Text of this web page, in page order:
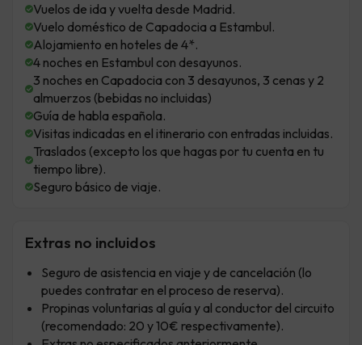
Vuelos de ida y vuelta desde Madrid.
Vuelo doméstico de Capadocia a Estambul.
Alojamiento en hoteles de 4*.
4 noches en Estambul con desayunos.
3 noches en Capadocia con 3 desayunos, 3 cenas y 2
almuerzos (bebidas no incluidas)
Guía de habla española.
Visitas indicadas en el itinerario con entradas incluidas.
Traslados (excepto los que hagas por tu cuenta en tu
tiempo libre).
Seguro básico de viaje.
Extras no incluidos
Seguro de asistencia en viaje y de cancelación (lo
puedes contratar en el proceso de reserva).
Propinas voluntarias al guía y al conductor del circuito
(recomendado: 20 y 10€ respectivamente).